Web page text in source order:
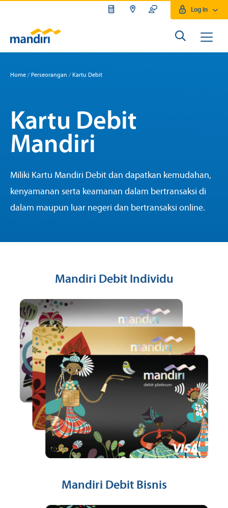
Log In
Home / Perseorangan / Kartu Debit
Kartu Debit
Mandiri
Miliki Kartu Mandiri Debit dan dapatkan kemudahan,
kenyamanan serta keamanan dalam bertransaksi di
dalam maupun luar negeri dan bertransaksi online.
Mandiri Debit Individu
Mandiri Debit Bisnis